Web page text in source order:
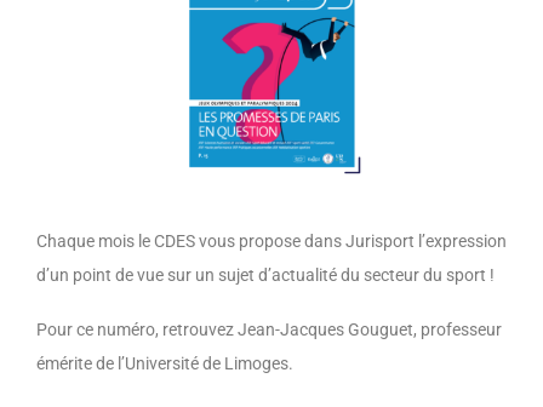
Chaque mois le CDES vous propose dans Jurisport l’expression
d’un point de vue sur un sujet d’actualité du secteur du sport !
Pour ce numéro, retrouvez Jean-Jacques Gouguet, professeur
émérite de l’Université de Limoges.